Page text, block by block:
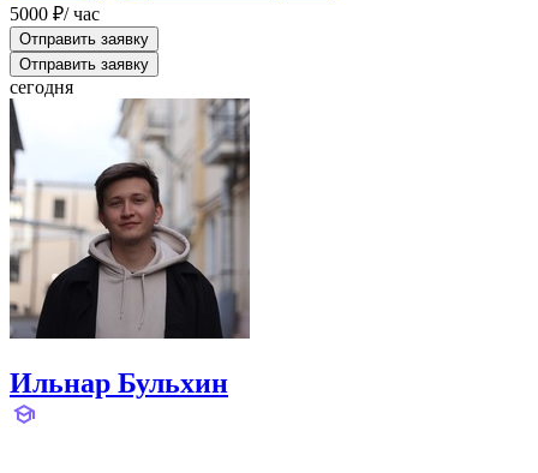
5000 ₽/ час
Отправить заявку
Отправить заявку
сегодня
Ильнар Бульхин